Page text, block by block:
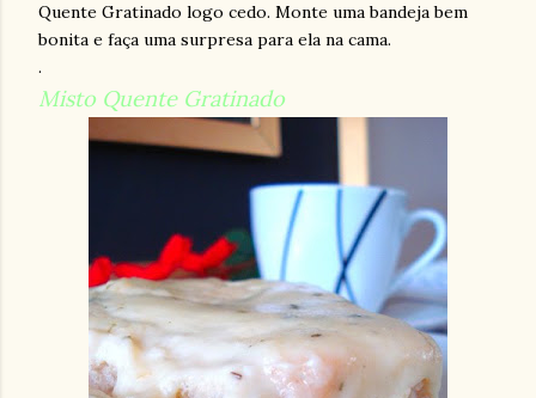
Quente Gratinado logo cedo. Monte uma bandeja bem
bonita e faça uma surpresa para ela na cama.
.
Misto Quente Gratinado